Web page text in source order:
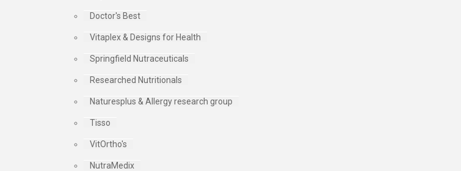
Doctor's Best
Vitaplex & Designs for Health
Springfield Nutraceuticals
Researched Nutritionals
Naturesplus & Allergy research group
Tisso
VitOrtho's
NutraMedix